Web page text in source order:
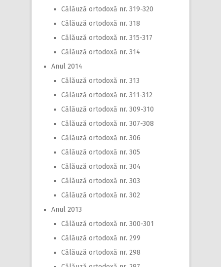
Călăuză ortodoxă nr. 319-320
Călăuză ortodoxă nr. 318
Călăuză ortodoxă nr. 315-317
Călăuză ortodoxă nr. 314
Anul 2014
Călăuză ortodoxă nr. 313
Călăuză ortodoxă nr. 311-312
Călăuză ortodoxă nr. 309-310
Călăuză ortodoxă nr. 307-308
Călăuză ortodoxă nr. 306
Călăuză ortodoxă nr. 305
Călăuză ortodoxă nr. 304
Călăuză ortodoxă nr. 303
Călăuză ortodoxă nr. 302
Anul 2013
Călăuză ortodoxă nr. 300-301
Călăuză ortodoxă nr. 299
Călăuză ortodoxă nr. 298